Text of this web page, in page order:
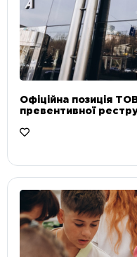
Офіційна позиція
превентивної